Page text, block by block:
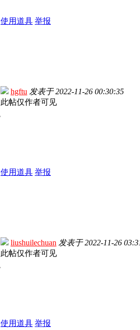
使用道具 举报
hgftu 发表于2022-11-26 00:30:35
此帖仅作者可见
使用道具 举报
liushuilechuan 发表于2022-11-26
此帖仅作者可见
使用道具 举报